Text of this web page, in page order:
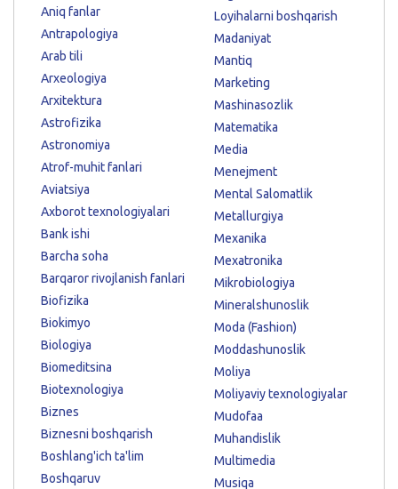
Aniq fanlar
Antrapologiya
Arab tili
Arxeologiya
Arxitektura
Astrofizika
Astronomiya
Atrof-muhit fanlari
Aviatsiya
Axborot texnologiyalari
Bank ishi
Barcha soha
Barqaror rivojlanish fanlari
Biofizika
Biokimyo
Biologiya
Biomeditsina
Biotexnologiya
Biznes
Biznesni boshqarish
Boshlang'ich ta'lim
Boshqaruv
Loyihalarni boshqarish
Madaniyat
Mantiq
Marketing
Mashinasozlik
Matematika
Media
Menejment
Mental Salomatlik
Metallurgiya
Mexanika
Mexatronika
Mikrobiologiya
Mineralshunoslik
Moda (Fashion)
Moddashunoslik
Moliya
Moliyaviy texnologiyalar
Mudofaa
Muhandislik
Multimedia
Musiqa